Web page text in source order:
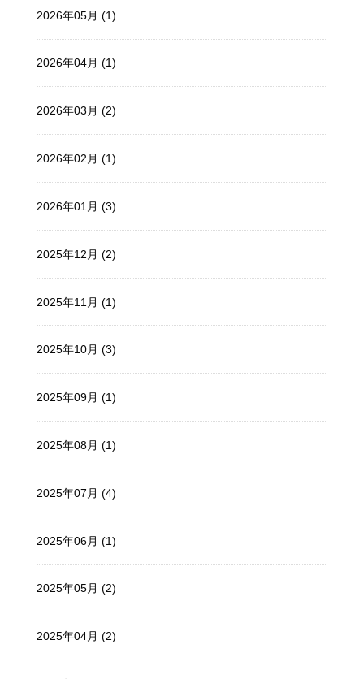
2026年05月 (1)
2026年04月 (1)
2026年03月 (2)
2026年02月 (1)
2026年01月 (3)
2025年12月 (2)
2025年11月 (1)
2025年10月 (3)
2025年09月 (1)
2025年08月 (1)
2025年07月 (4)
2025年06月 (1)
2025年05月 (2)
2025年04月 (2)